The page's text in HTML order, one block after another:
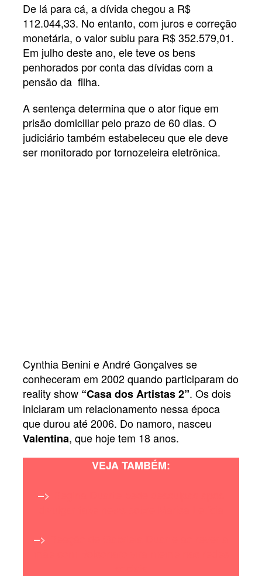
De lá para cá, a dívida chegou a R$
112.044,33. No entanto, com juros e correção
monetária, o valor subiu para R$ 352.579,01.
Em julho deste ano, ele teve os bens
penhorados por conta das dívidas com a
pensão da filha.
A sentença determina que o ator fique em
prisão domiciliar pelo prazo de 60 dias. O
judiciário também estabeleceu que ele deve
ser monitorado por tornozeleira eletrônica.
Cynthia Benini e André Gonçalves se
conheceram em 2002 quando participaram do
reality show “Casa dos Artistas 2”. Os dois
iniciaram um relacionamento nessa época
que durou até 2006. Do namoro, nasceu
Valentina, que hoje tem 18 anos.
VEJA TAMBÉM:
–>
–>